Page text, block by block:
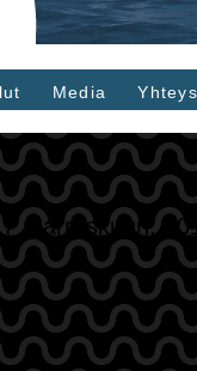
Media
7 marraskuun,